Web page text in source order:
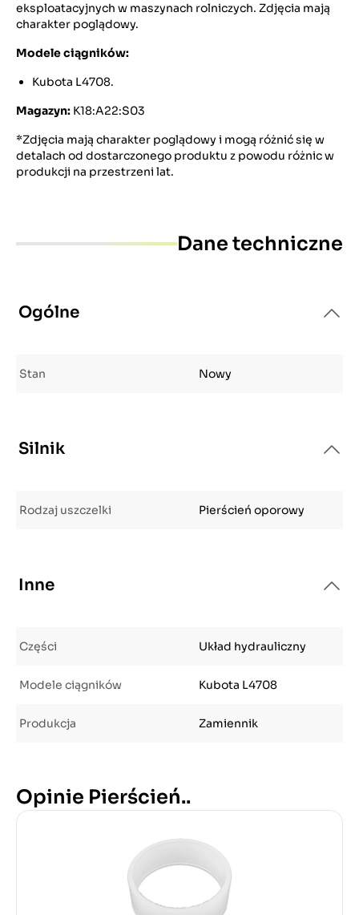
eksploatacyjnych w maszynach rolniczych. Zdjęcia mają
charakter poglądowy.
Modele ciągników:
Kubota L4708.
Magazyn: K18:A22:S03
*Zdjęcia mają charakter poglądowy i mogą różnić się w
detalach od dostarczonego produktu z powodu różnic w
produkcji na przestrzeni lat.
Dane techniczne
Ogólne
Stan Nowy
Silnik
Rodzaj uszczelki Pierścień oporowy
Inne
Części Układ hydrauliczny
Modele ciągników Kubota L4708
Produkcja Zamiennik
Opinie Pierścień..